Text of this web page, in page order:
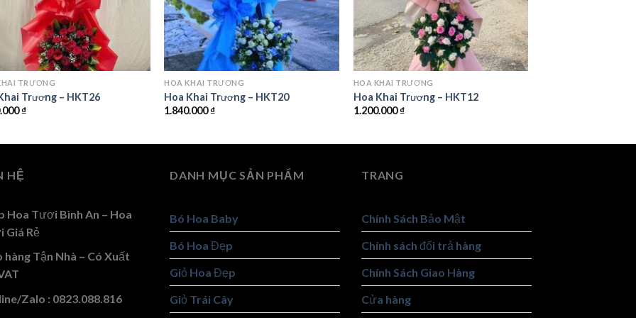
TRƯƠNG
Trương – HKT26
₫
HOA KHAI TRƯƠNG
Hoa Khai Trương – HKT20
1.840.000₫
HOA KHAI TRƯƠNG
Hoa Khai Trương – HKT12
1.200.000₫
HỆ
Hoa Tươi Bình An – Hoa
Giá Rẻ
hàng Tận Nhà – Có Xuất
Zalo : 0823.088.816
DANH MỤC SẢN PHẨM
Bó Hoa Baby
Bó Hoa Đẹp
Giỏ Hoa Đẹp
Giỏ Trái Cây
TRANG
Chính Sách Bảo Mật
Chính sách đổi trả hàng
Chính Sách Giao Hàng
Cửa hàng